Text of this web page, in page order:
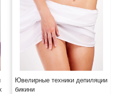
Ювелирные техники депиляции
бикини